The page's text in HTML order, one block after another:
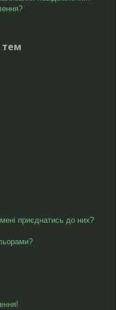
тем
приєднатись до них?